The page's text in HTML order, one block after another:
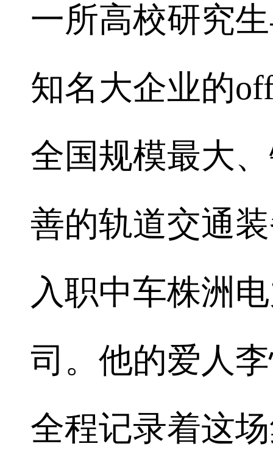
一所高校研究
知名大企业的
全国规模最大
善的轨道交通
入职中车株洲
司。他的爱人
全程记录着这